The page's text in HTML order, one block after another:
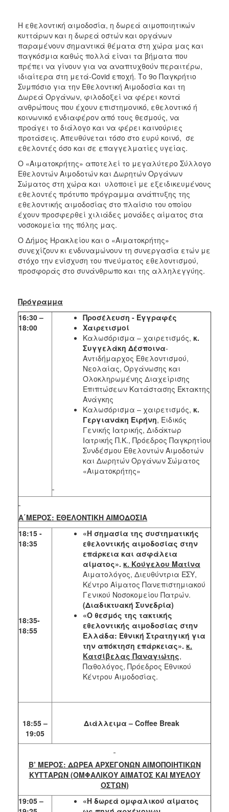
Η εθελοντική αιμοδοσία, η δωρεά αιμοποιητικών
κυττάρων και η δωρεά οστών και οργάνων
παραμένουν σημαντικά θέματα στη χώρα μας και
παγκόσμια καθώς πολλά είναι τα βήματα που
πρέπει να γίνουν για να αναπτυχθούν περαιτέρω,
ιδιαίτερα στη μετά-Covid εποχή. Το 9ο Παγκρήτιο
Συμπόσιο για την Εθελοντική Αιμοδοσία και τη
Δωρεά Οργάνων, φιλοδοξεί να φέρει κοντά
ανθρώπους που έχουν επιστημονικό, εθελοντικό ή
κοινωνικό ενδιαφέρον από τους θεσμούς, να
προάγει το διάλογο και να φέρει καινούριες
προτάσεις. Απευθύνεται τόσο στο ευρύ κοινό, σε
εθελοντές όσο και σε επαγγελματίες υγείας.
Ο «Αιματοκρήτης» αποτελεί το μεγαλύτερο Σύλλογο
Εθελοντών Αιμοδοτών και Δωρητών Οργάνων
Σώματος στη χώρα και υλοποιεί με εξειδικευμένους
εθελοντές πρότυπο πρόγραμμα ανάπτυξης της
εθελοντικής αιμοδοσίας στo πλαίσιο του οποίου
έχουν προσφερθεί χιλιάδες μονάδες αίματος στα
νοσοκομεία της πόλης μας.
Ο Δήμος Ηρακλείου και ο «Αιματοκρήτης»
συνεχίζουν κι ενδυναμώνουν τη συνεργασία ετών με
στόχο την ενίσχυση του πνεύματος εθελοντισμού,
προσφοράς στο συνάνθρωπο και της αλληλεγγύης.
Πρόγραμμα
16:30 –
18:00
Προσέλευση - Εγγραφές
Χαιρετισμοί
Καλωσόρισμα – χαιρετισμός, κ.
Συγγελάκη Δέσποινα-
Αντιδήμαρχος Εθελοντισμού,
Νεολαίας, Οργάνωσης και
Ολοκληρωμένης Διαχείρισης
Επιπτώσεων Κατάστασης Έκτακτης
Ανάγκης
Καλωσόρισμα – χαιρετισμός, κ.
Γεργιανάκη Ειρήνη, Ειδικός
Γενικής Ιατρικής, Διδάκτωρ
Ιατρικής Π.Κ., Πρόεδρος Παγκρητίου
Συνδέσμου Εθελοντών Αιμοδοτών
και Δωρητών Οργάνων Σώματος
«Αιματοκρήτης»
Α΄ΜΕΡΟΣ: ΕΘΕΛΟΝΤΙΚΗ ΑΙΜΟΔΟΣΙΑ
18:15 -
18:35
18:35-
18:55
«Η σημασία της συστηματικής
εθελοντικής αιμοδοσίας στην
επάρκεια και ασφάλεια
αίματος». κ. Κούγελου Ματίνα
Αιματολόγος, Διευθύντρια ΕΣΥ,
Κέντρο Αίματος Πανεπιστημιακού
Γενικού Νοσοκομείου Πατρών.
(Διαδικτυακή Συνεδρία)
«Ο θεσμός της τακτικής
εθελοντικής αιμοδοσίας στην
Ελλάδα: Εθνική Στρατηγική για
την απόκτηση επάρκειας». κ.
Κατσίβελας Παναγιώτης,
Παθολόγος, Πρόεδρος Εθνικού
Κέντρου Αιμοδοσίας.
18:55 –
19:05
Διάλλειμα – Coffee Break
Β’ ΜΕΡΟΣ: ΔΩΡΕΑ ΑΡΧΕΓΟΝΩΝ ΑΙΜΟΠΟΙΗΤΙΚΩΝ
ΚΥΤΤΑΡΩΝ (ΟΜΦΑΛΙΚΟΥ ΑΙΜΑΤΟΣ ΚΑΙ ΜΥΕΛΟΥ
ΟΣΤΩΝ)
19:05 –
«H δωρεά ομφαλικού αίματος